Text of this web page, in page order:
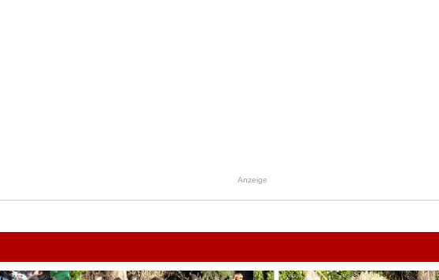
Anzeige